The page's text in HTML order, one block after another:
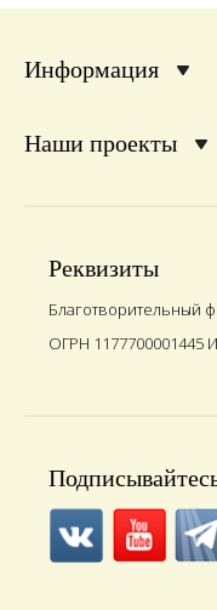
Информация
Наши проекты
Реквизиты
Благотворительный
ОГРН 1177700001445